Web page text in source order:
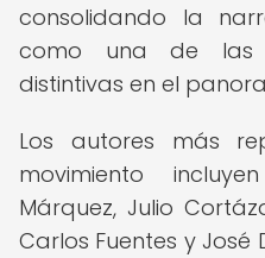
consolidando la
como una de las
distintivas en el
Los autores más
movimiento
Márquez, Julio
Carlos Fuentes y José